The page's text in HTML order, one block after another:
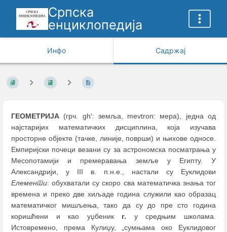
Српска
енциклопедија
Инфо Садржај
ГЕОМЕТРИЈА (грч. gh': земља, mevtron: мера), једна од
најстаријих математичких дисциплина, која изучава
просторне објекте (тачке, линије, површи) и њихове односе.
Емпиријски почеци везани су за астрономска посматрања у
Месопотамији и премеравања земље у Египту. У
Александрији, у III в. п.н.е., настали су Еуклидови
Елементи: обухватали су скоро сва математичка знања тог
времена и преко две хиљаде година служили као образац
математичког мишљења, тако да су до пре сто година
коришћени и као уџбеник г. у средњим школама.
Истовремено, према Кулиџу, „сумњама око Еуклидовог